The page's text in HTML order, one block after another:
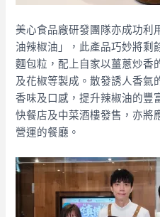
美心食品廠研發團隊亦成功利
油辣椒油」，此產品巧妙將剩
麵包粒，配上自家以薑蔥炒香
及花椒等製成。散發誘人香氣
香味及口感，提升辣椒油的豐
快餐店及中菜酒樓發售，亦將
營運的餐廳。